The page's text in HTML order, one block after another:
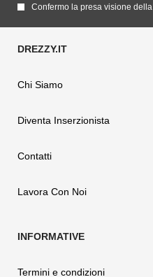
Confermo la presa visione della
Chi Siamo
Diventa Inserzionista
Contatti
Lavora Con Noi
Termini e condizioni